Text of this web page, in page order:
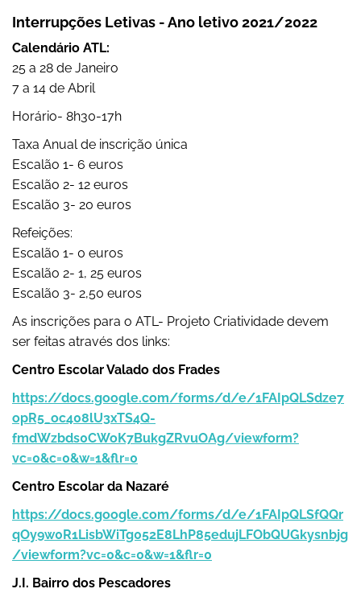
Interrupções Letivas - Ano letivo 2021/2022
Calendário ATL:
25 a 28 de Janeiro
7 a 14 de Abril
Horário- 8h30-17h
Taxa Anual de inscrição única
Escalão 1- 6 euros
Escalão 2- 12 euros
Escalão 3- 20 euros
Refeições:
Escalão 1- 0 euros
Escalão 2- 1, 25 euros
Escalão 3- 2,50 euros
As inscrições para o ATL- Projeto Criatividade devem
ser feitas através dos links:
Centro Escolar Valado dos Frades
https://docs.google.com/forms/d/e/1FAIpQLSdze7
opR5_oc408lU3xTS4Q-
fmdWzbds0CWoK7BukgZRvuOAg/viewform?
vc=0&c=0&w=1&flr=0
Centro Escolar da Nazaré
https://docs.google.com/forms/d/e/1FAIpQLSfQQr
qOy9w0R1LisbWiTg052E8LhP85edujLFObQUGkysnbjg
/viewform?vc=0&c=0&w=1&flr=0
J.I. Bairro dos Pescadores